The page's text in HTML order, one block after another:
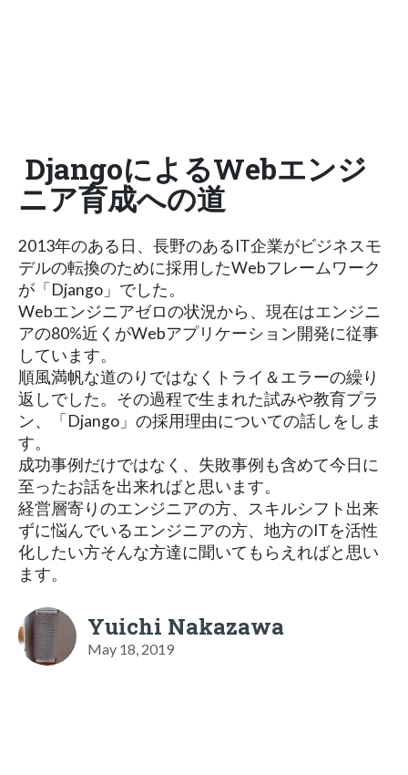
DjangoによるWebエンジ
ニア育成への道
2013年のある日、長野のあるIT企業がビジネスモ
デルの転換のために採用したWebフレームワーク
が「Django」でした。
Webエンジニアゼロの状況から、現在はエンジニ
アの80%近くがWebアプリケーション開発に従事
しています。
順風満帆な道のりではなくトライ＆エラーの繰り
返しでした。その過程で生まれた試みや教育プラ
ン、「Django」の採用理由についての話しをしま
す。
成功事例だけではなく、失敗事例も含めて今日に
至ったお話を出来ればと思います。
経営層寄りのエンジニアの方、スキルシフト出来
ずに悩んでいるエンジニアの方、地方のITを活性
化したい方そんな方達に聞いてもらえればと思い
ます。
Yuichi Nakazawa
May 18, 2019